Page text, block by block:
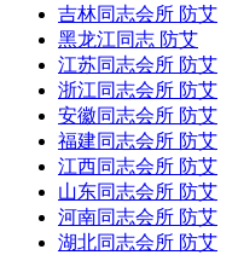
吉林同志会所 防艾
黑龙江同志 防艾
江苏同志会所 防艾
浙江同志会所 防艾
安徽同志会所 防艾
福建同志会所 防艾
江西同志会所 防艾
山东同志会所 防艾
河南同志会所 防艾
湖北同志会所 防艾